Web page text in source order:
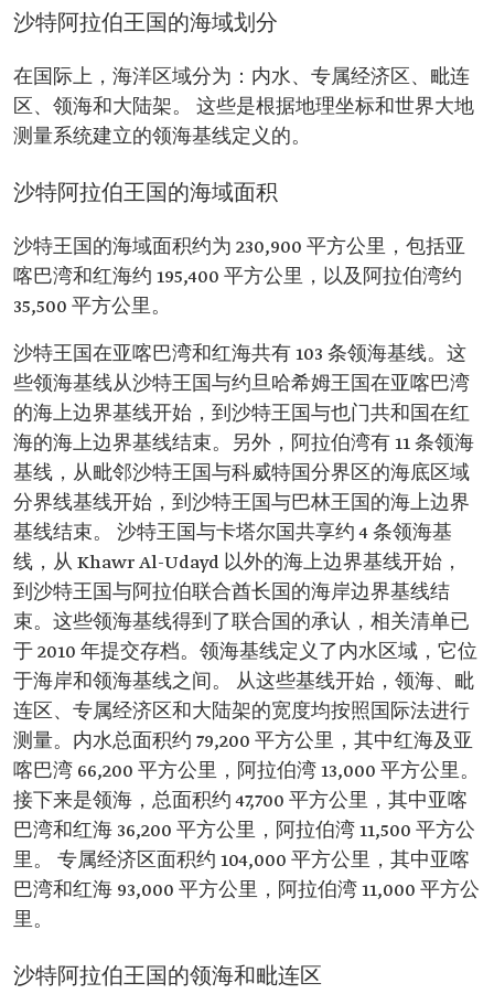
沙特阿拉伯王国的海域划分
在国际上，海洋区域分为：内水、专属经济区、毗连
区、领海和大陆架。 这些是根据地理坐标和世界大地
测量系统建立的领海基线定义的。
沙特阿拉伯王国的海域面积
沙特王国的海域面积约为 230,900 平方公里，包括亚
喀巴湾和红海约 195,400 平方公里，以及阿拉伯湾约
35,500 平方公里。
沙特王国在亚喀巴湾和红海共有 103 条领海基线。这
些领海基线从沙特王国与约旦哈希姆王国在亚喀巴湾
的海上边界基线开始，到沙特王国与也门共和国在红
海的海上边界基线结束。另外，阿拉伯湾有 11 条领海
基线，从毗邻沙特王国与科威特国分界区的海底区域
分界线基线开始，到沙特王国与巴林王国的海上边界
基线结束。 沙特王国与卡塔尔国共享约 4 条领海基
线，从 Khawr Al-Udayd 以外的海上边界基线开始，
到沙特王国与阿拉伯联合酋长国的海岸边界基线结
束。这些领海基线得到了联合国的承认，相关清单已
于 2010 年提交存档。领海基线定义了内水区域，它位
于海岸和领海基线之间。 从这些基线开始，领海、毗
连区、专属经济区和大陆架的宽度均按照国际法进行
测量。内水总面积约 79,200 平方公里，其中红海及亚
喀巴湾 66,200 平方公里，阿拉伯湾 13,000 平方公里。
接下来是领海，总面积约 47,700 平方公里，其中亚喀
巴湾和红海 36,200 平方公里，阿拉伯湾 11,500 平方公
里。 专属经济区面积约 104,000 平方公里，其中亚喀
巴湾和红海 93,000 平方公里，阿拉伯湾 11,000 平方公
里。
沙特阿拉伯王国的领海和毗连区